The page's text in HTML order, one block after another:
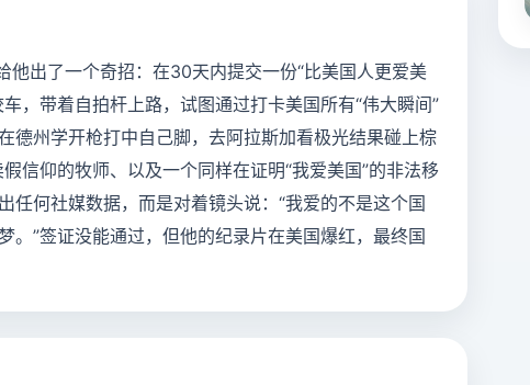
他出了一个奇招：在30天内提交一份“比美国人更爱美
，带着自拍杆上路，试图通过打卡美国所有“伟大瞬间”
德州学开枪打中自己脚，去阿拉斯加看极光结果碰上棕
信仰的牧师、以及一个同样在证明“我爱美国”的非法移
任何社媒数据，而是对着镜头说：“我爱的不是这个国
。”签证没能通过，但他的纪录片在美国爆红，最终国